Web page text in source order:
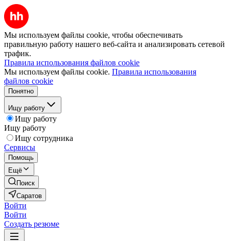
Мы используем файлы cookie, чтобы обеспечивать
правильную работу нашего веб-сайта и анализировать сетевой
трафик.
Правила использования файлов cookie
Мы используем файлы cookie. Правила использования
файлов cookie
Понятно
Ищу работу
Ищу работу
Ищу работу
Ищу сотрудника
Сервисы
Помощь
Ещё
Поиск
Саратов
Войти
Войти
Создать резюме